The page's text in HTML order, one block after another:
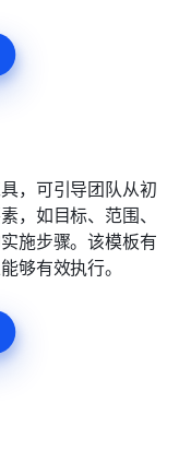
，可引导团队从初
，如目标、范围、
施步骤。该模板有
够有效执行。